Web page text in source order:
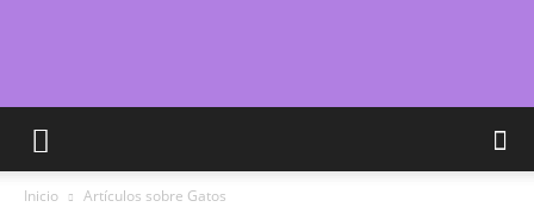
Cuidar
Inicio Artículos sobre Gatos